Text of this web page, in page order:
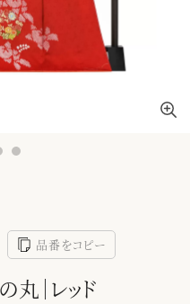
品番をコピー
丸｜レッド